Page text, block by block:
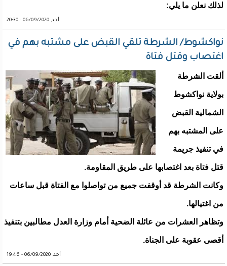
لذلك نعلن ما يلي:
أحد, 06/09/2020 - 20:30
نواكشوط/ الشرطة تلقي القبض على مشتبه بهم في
اغتصاب وقتل فتاة
ألقت الشرطة
بولاية نواكشوط
الشمالية القبض
على المشتبه بهم
في تنفيذ جريمة
قتل فتاة بعد اغتصابها على طريق المقاومة.
وكانت الشرطة قد أوقفت جميع من تواصلوا مع الفتاة قبل ساعات
من اغتيالها.
وتظاهر العشرات من عائلة الضحية أمام وزارة العدل مطالبين بتنفيذ
أقصى عقوبة على الجناة.
أحد, 06/09/2020 - 19:46